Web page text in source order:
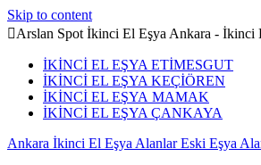
Skip to content
Arslan Spot İkinci El Eşya Ankara - İkinci
İKİNCİ EL EŞYA ETİMESGUT
İKİNCİ EL EŞYA KEÇİÖREN
İKİNCİ EL EŞYA MAMAK
İKİNCİ EL EŞYA ÇANKAYA
Ankara İkinci El Eşya Alanlar Eski Eşya